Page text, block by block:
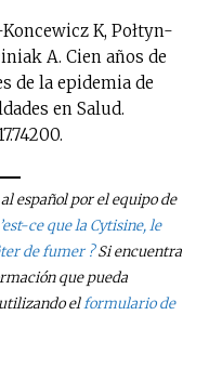
K, Połtyn-
A. Cien años de
de la epidemia de
en Salud.
español por el equipo de
ce que la Cytisine, le
de fumer ?Si encuentra
que pueda
elformulario de